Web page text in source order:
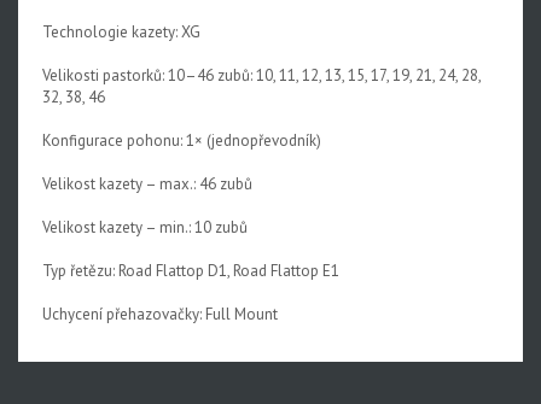
Rival eTap AXS
Apex eTap AXS
XPLR AXS
Red eTap
Red22/Red
Force 1
Force22/Force
Rival 1
Technologie kazety: XG
Velikosti pastorků: 10–46 zubů: 10, 11, 12, 13, 15, 17, 19, 21, 24, 28,
32, 38, 46
Konfigurace pohonu: 1× (jednopřevodník)
Velikost kazety – max.: 46 zubů
Velikost kazety – min.: 10 zubů
Typ řetězu: Road Flattop D1, Road Flattop E1
Uchycení přehazovačky: Full Mount